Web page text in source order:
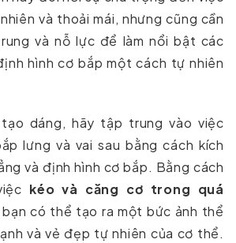
và thoải mái, nhưng cũng cần
và nỗ lực để làm nổi bật các
hình cơ bắp một cách tự nhiên
dáng, hãy tập trung vào việc
lưng và vai sau bằng cách kích
và định hình cơ bắp. Bằng cách
kéo và căng cơ trong quá
bạn có thể tạo ra một bức ảnh thể
và vẻ đẹp tự nhiên của cơ thể.